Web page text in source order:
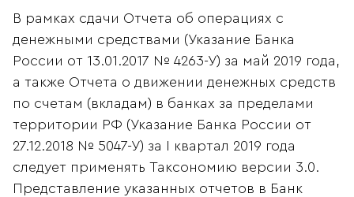
В рамках сдачи Отчета об операциях с
денежными средствами (Указание Банка
России от 13.01.2017 № 4263-У) за май 2019 года,
а также Отчета о движении денежных средств
по счетам (вкладам) в банках за пределами
территории РФ (Указание Банка России от
27.12.2018 № 5047-У) за I квартал 2019 года
следует применять Таксономию версии 3.0.
Представление указанных отчетов в Банк